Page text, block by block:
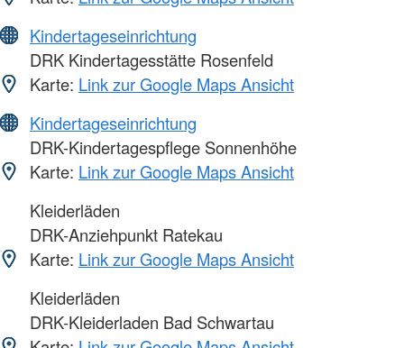
Kindertageseinrichtung
DRK Kindertagesstätte Rosenfeld
Karte: Link zur Google Maps Ansicht
Kindertageseinrichtung
DRK-Kindertagespflege Sonnenhöhe
Karte: Link zur Google Maps Ansicht
Kleiderläden
DRK-Anziehpunkt Ratekau
Karte: Link zur Google Maps Ansicht
Kleiderläden
DRK-Kleiderladen Bad Schwartau